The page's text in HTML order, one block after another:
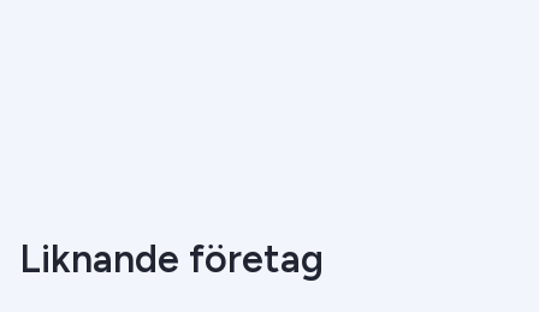
Liknande företag